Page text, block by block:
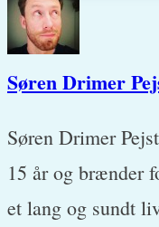
Søren Drimer
Søren Drimer
15 år og brænder
et lang og sundt